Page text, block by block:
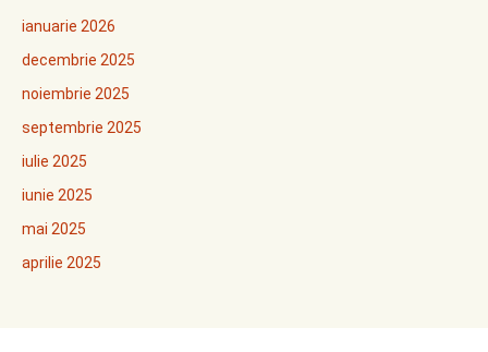
ianuarie 2026
decembrie 2025
noiembrie 2025
septembrie 2025
iulie 2025
iunie 2025
mai 2025
aprilie 2025